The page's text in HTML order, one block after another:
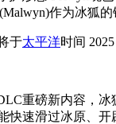
作为冰狐
于太平洋时间
重磅新内容
快速滑过冰原、